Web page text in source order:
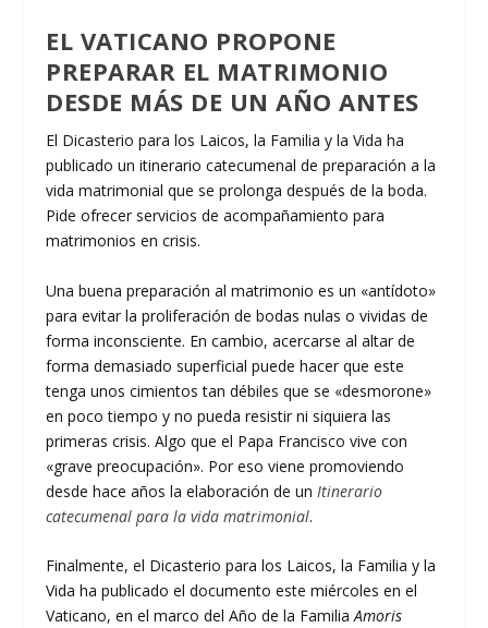
EL VATICANO PROPONE
PREPARAR EL MATRIMONIO
DESDE MÁS DE UN AÑO ANTES
El Dicasterio para los Laicos, la Familia y la Vida ha
publicado un itinerario catecumenal de preparación a la
vida matrimonial que se prolonga después de la boda.
Pide ofrecer servicios de acompañamiento para
matrimonios en crisis.
Una buena preparación al matrimonio es un «antídoto»
para evitar la proliferación de bodas nulas o vividas de
forma inconsciente. En cambio, acercarse al altar de
forma demasiado superficial puede hacer que este
tenga unos cimientos tan débiles que se «desmorone»
en poco tiempo y no pueda resistir ni siquiera las
primeras crisis. Algo que el Papa Francisco vive con
«grave preocupación». Por eso viene promoviendo
desde hace años la elaboración de un Itinerario
catecumenal para la vida matrimonial.
Finalmente, el Dicasterio para los Laicos, la Familia y la
Vida ha publicado el documento este miércoles en el
Vaticano, en el marco del Año de la FamiliaAmoris